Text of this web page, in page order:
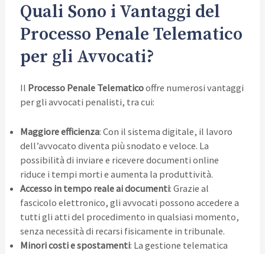
Quali Sono i Vantaggi del
Processo Penale Telematico
per gli Avvocati?
Il Processo Penale Telematicooffre numerosi vantaggi
per gli avvocati penalisti, tra cui:
Maggiore efficienza: Con il sistema digitale, il lavoro
dell’avvocato diventa più snodato e veloce. La
possibilità di inviare e ricevere documenti online
riduce i tempi morti e aumenta la produttività.
Accesso in tempo reale ai documenti: Grazie al
fascicolo elettronico, gli avvocati possono accedere a
tutti gli atti del procedimento in qualsiasi momento,
senza necessità di recarsi fisicamente in tribunale.
Minori costi e spostamenti: La gestione telematica